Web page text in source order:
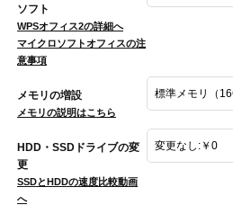
ソフト
WPSオフィス2の詳細へ
マイクロソフトオフィスの注
意事項
メモリの増設
メモリの説明はこちら
HDD・SSDドライブの変
更
SSDとHDDの速度比較動画
へ